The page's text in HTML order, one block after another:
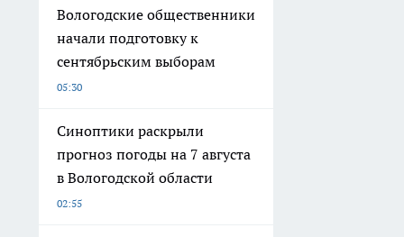
Вологодские общественники
начали подготовку к
сентябрьским выборам
05:30
Синоптики раскрыли
прогноз погоды на 7 августа
в Вологодской области
02:55